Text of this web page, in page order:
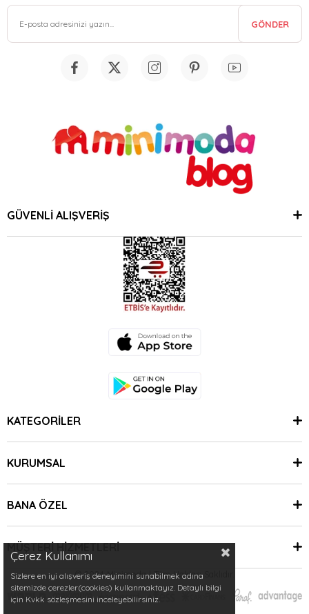
GÖNDER
GÜVENLİ ALIŞVERİŞ
KATEGORİLER
KURUMSAL
BANA ÖZEL
MÜŞTERİ HİZMETLERİ
© 2024 Minimoda | Tüm Hakları Saklıdır.
Çerez Kullanımı
Sizlere en iyi alışveriş deneyimini sunabilmek adına
sitemizde çerezler(cookies) kullanmaktayız. Detaylı bilgi
için Kvkk sözleşmesini inceleyebilirsiniz.